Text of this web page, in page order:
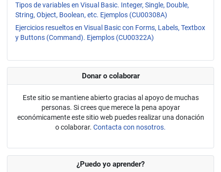
Tipos de variables en Visual Basic. Integer, Single, Double,
String, Object, Boolean, etc. Ejemplos (CU00308A)
Ejercicios resueltos en Visual Basic con Forms, Labels, Textbox
y Buttons (Command). Ejemplos (CU00322A)
Donar o colaborar
Este sitio se mantiene abierto gracias al apoyo de muchas
personas. Si crees que merece la pena apoyar
económicamente este sitio web puedes realizar una donación
o colaborar. Contacta con nosotros.
¿Puedo yo aprender?